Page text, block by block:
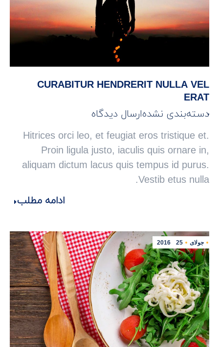
CURABITUR HENDRERIT NULLA VEL
ERAT
دسته‌بندی نشدهارسال دیدگاه
Hitrices orci leo, et feugiat eros tristique et.
Proin ligula justo, iaculis quis ornare in,
aliquam dictum lacus quis tempus id purus.
Vestib etus nulla.
ادامه مطلب
جولای 25
2016